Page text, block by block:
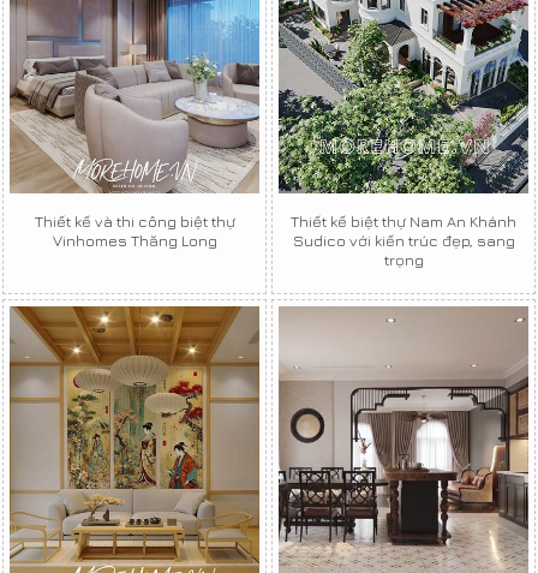
Thiết kế và thi công biệt thự
Vinhomes Thăng Long
Thiết kế biệt thự Nam An Khánh
Sudico với kiến trúc đẹp, sang
trọng